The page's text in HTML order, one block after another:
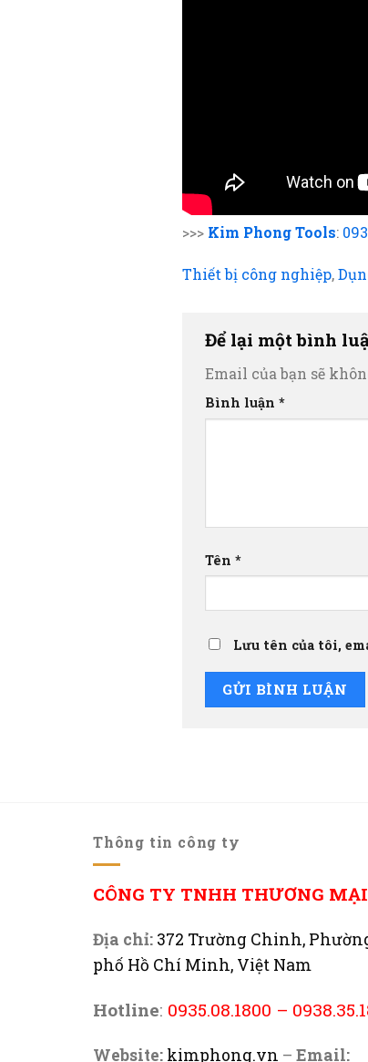
>>> Kim Phong Tools:
Thiết bị công nghiệp,
Để lại một bình
Email của bạn sẽ
Bình luận *
Tên *
Lưu tên của tôi,
Thông tin công ty
CÔNG TY TNHH THƯƠNG
Địa chỉ: 372 Trường Chinh,
phố Hồ Chí Minh, Việt Nam
Hotline: 0935.08.1800 –
Website: kimphong.vn – Email: